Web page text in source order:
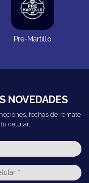
Pre-Martillo
NOVEDADES
fechas de remate
celular.